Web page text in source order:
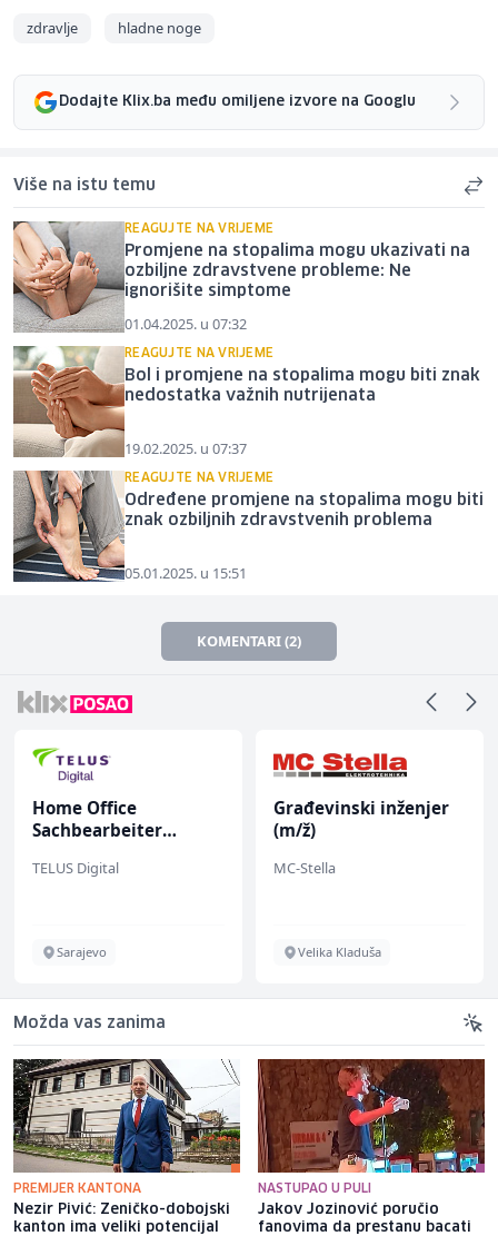
zdravlje hladne noge
Dodajte Klix.ba među omiljene izvore na Googlu
Više na istu temu
REAGUJTE NA VRIJEME
Promjene na stopalima mogu ukazivati na
ozbiljne zdravstvene probleme: Ne
ignorišite simptome
01.04.2025. u 07:32
REAGUJTE NA VRIJEME
Bol i promjene na stopalima mogu biti znak
nedostatka važnih nutrijenata
19.02.2025. u 07:37
REAGUJTE NA VRIJEME
Određene promjene na stopalima mogu biti
znak ozbiljnih zdravstvenih problema
05.01.2025. u 15:51
KOMENTARI (2)
Home Office
Sachbearbeiter
bekannten deutschen
TELUS Digital
Sarajevo
Građevinski inženjer
(m/ž)
MC-Stella
Velika Kladuša
Možda vas zanima
PREMIJER KANTONA
Nezir Pivić: Zeničko-dobojski
kanton ima veliki potencijal
NASTUPAO U PULI
Jakov Jozinović poručio
fanovima da prestanu bacati